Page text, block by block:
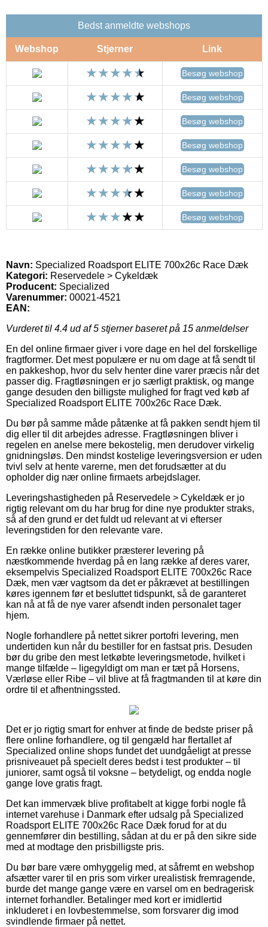
Bedst anmeldte webshops
Webshop Stjerner Link
Besøg webshop
Besøg webshop
Besøg webshop
Besøg webshop
Besøg webshop
Besøg webshop
Besøg webshop
Navn: Specialized Roadsport ELITE 700x26c Race Dæk
Kategori: Reservedele > Cykeldæk
Producent: Specialized
Varenummer: 00021-4521
EAN:
Vurderet til 4.4 ud af 5 stjerner baseret på 15 anmeldelser
En del online firmaer giver i vore dage en hel del forskellige
fragtformer. Det mest populære er nu om dage at få sendt til
en pakkeshop, hvor du selv henter dine varer præcis når det
passer dig. Fragtløsningen er jo særligt praktisk, og mange
gange desuden den billigste mulighed for fragt ved køb af
Specialized Roadsport ELITE 700x26c Race Dæk.
Du bør på samme måde påtænke at få pakken sendt hjem til
dig eller til dit arbejdes adresse. Fragtløsningen bliver i
regelen en anelse mere bekostelig, men derudover virkelig
gnidningsløs. Den mindst kostelige leveringsversion er uden
tvivl selv at hente varerne, men det forudsætter at du
opholder dig nær online firmaets arbejdslager.
Leveringshastigheden på Reservedele > Cykeldæk er jo
rigtig relevant om du har brug for dine nye produkter straks,
så af den grund er det fuldt ud relevant at vi efterser
leveringstiden for den relevante vare.
En række online butikker præsterer levering på
næstkommende hverdag på en lang række af deres varer,
eksempelvis Specialized Roadsport ELITE 700x26c Race
Dæk, men vær vagtsom da det er påkrævet at bestillingen
køres igennem før et besluttet tidspunkt, så de garanteret
kan nå at få de nye varer afsendt inden personalet tager
hjem.
Nogle forhandlere på nettet sikrer portofri levering, men
undertiden kun når du bestiller for en fastsat pris. Desuden
bør du gribe den mest letkøbte leveringsmetode, hvilket i
mange tilfælde – ligegyldigt om man er tæt på Horsens,
Værløse eller Ribe – vil blive at få fragtmanden til at køre din
ordre til et afhentningssted.
Det er jo rigtig smart for enhver at finde de bedste priser på
flere online forhandlere, og til gengæld har flertallet af
Specialized online shops fundet det uundgåeligt at presse
prisniveauet på specielt deres bedst i test produkter – til
juniorer, samt også til voksne – betydeligt, og endda nogle
gange love gratis fragt.
Det kan immervæk blive profitabelt at kigge forbi nogle få
internet varehuse i Danmark efter udsalg på Specialized
Roadsport ELITE 700x26c Race Dæk forud for at du
gennemfører din bestilling, sådan at du er på den sikre side
med at modtage den prisbilligste pris.
Du bør bare være omhyggelig med, at såfremt en webshop
afsætter varer til en pris som virker urealistisk fremragende,
burde det mange gange være en varsel om en bedragerisk
internet forhandler. Betalinger med kort er imidlertid
inkluderet i en lovbestemmelse, som forsvarer dig imod
svindlende firmaer på nettet.